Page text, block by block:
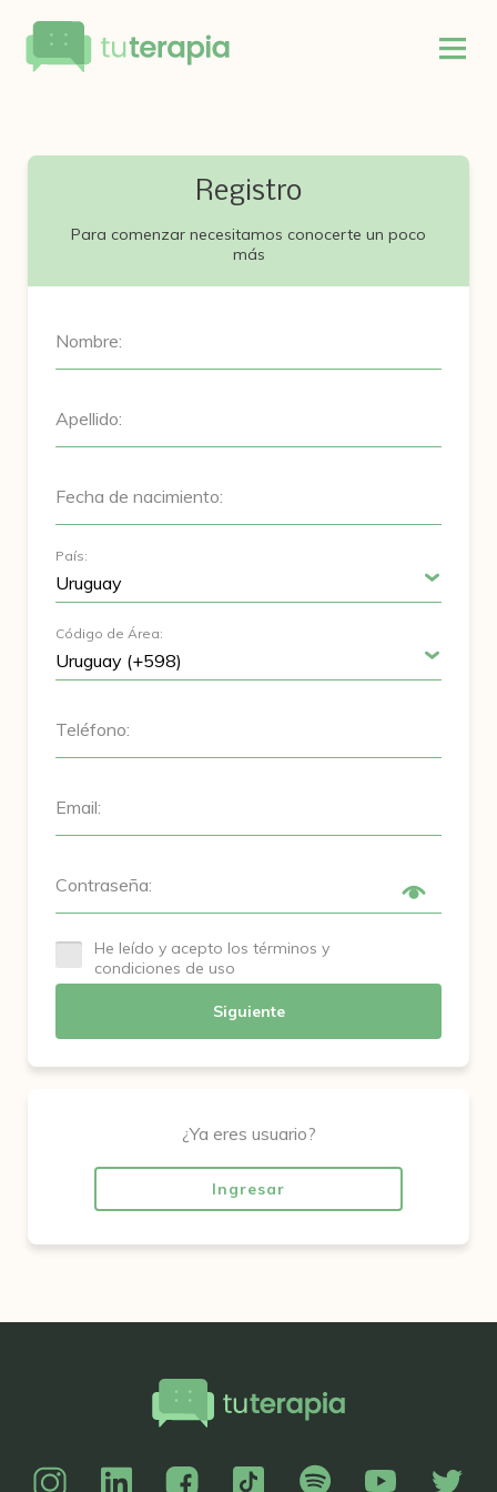
Registro
Para comenzar necesitamos conocerte un poco
más
Nombre:
Apellido:
Fecha de nacimiento:
País:
Código de Área:
Teléfono:
Email:
Contraseña:
He leído y acepto los términos y
condiciones de uso
Siguiente
¿Ya eres usuario?
Ingresar